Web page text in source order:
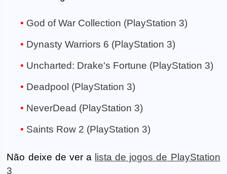
God of War Collection (PlayStation 3)
Dynasty Warriors 6 (PlayStation 3)
Uncharted: Drake's Fortune (PlayStation 3)
Deadpool (PlayStation 3)
NeverDead (PlayStation 3)
Saints Row 2 (PlayStation 3)
Não deixe de ver a lista de jogos de PlayStation
3